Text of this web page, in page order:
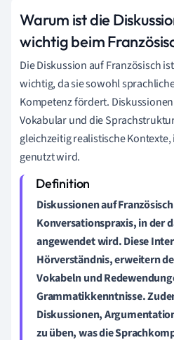
Warum ist die
wichtig beim
Die Diskussion auf Französisch
wichtig, da sie sowohl
Kompetenz fördert.
Vokabular und die
gleichzeitig realistische
genutzt wird.
Diskussionen auf
Konversationspraxis, in der
angewendet wird. Diese
Hörverständnis, erweitern
Vokabeln und
Grammatikkenntnisse.
Diskussionen,
zu üben, was die